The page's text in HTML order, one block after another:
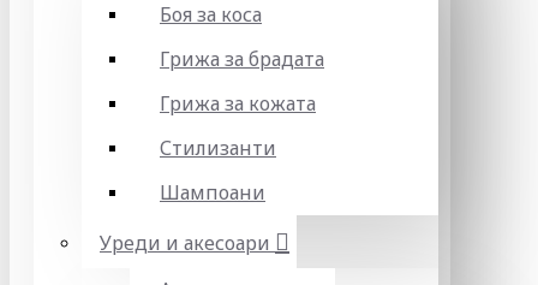
Боя за коса
Грижа за брадата
Грижа за кожата
Стилизанти
Шампоани
Уреди и акесоари